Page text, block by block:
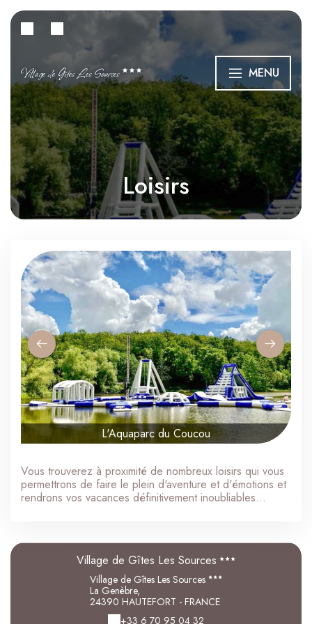
Village de Gîtes Les Sources MENU
Loisirs
L'Aquaparc du Coucou
Vous trouverez à proximité de nombreux loisirs qui vous
permettrons de faire le plein d'aventure et d'émotions et
rendrons vos vacances définitivement inoubliables…
Village de Gîtes Les Sources
Village de Gîtes Les Sources
La Genèbre,
24390 HAUTEFORT - FRANCE
+33 6 70 95 04 32